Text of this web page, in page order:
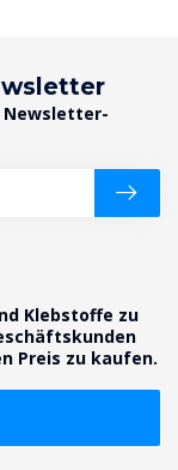
Klebstoffe zu
Preis zu kaufen.
Newsletter-